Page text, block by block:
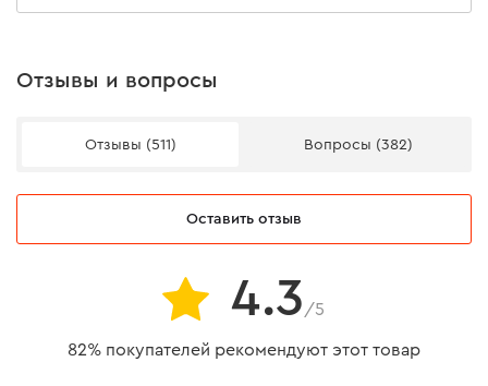
Ширина ведущего звена 1,1 мм
Напряжение аккумулятора 20 В
Емкость аккумулятора 6,0 А*ч
аккумуляторных элементов
Отзывы и вопросы
Отзывы (511) Вопросы (382)
Оставить отзыв
4.3 /5
82% покупателей рекомендуют этот товар